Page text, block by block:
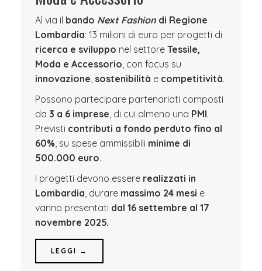
Al via il bando Next Fashion di Regione
Lombardia: 13 milioni di euro per progetti di
ricerca e sviluppo nel settore Tessile,
Moda e Accessorio, con focus su
innovazione, sostenibilità e competitività.
Possono partecipare partenariati composti
da 3 a 6 imprese, di cui almeno una PMI.
Previsti contributi a fondo perduto fino al
60%, su spese ammissibili minime di
500.000 euro.
I progetti devono essere realizzati in
Lombardia, durare massimo 24 mesi e
vanno presentati dal 16 settembre al 17
novembre 2025.
LEGGI →